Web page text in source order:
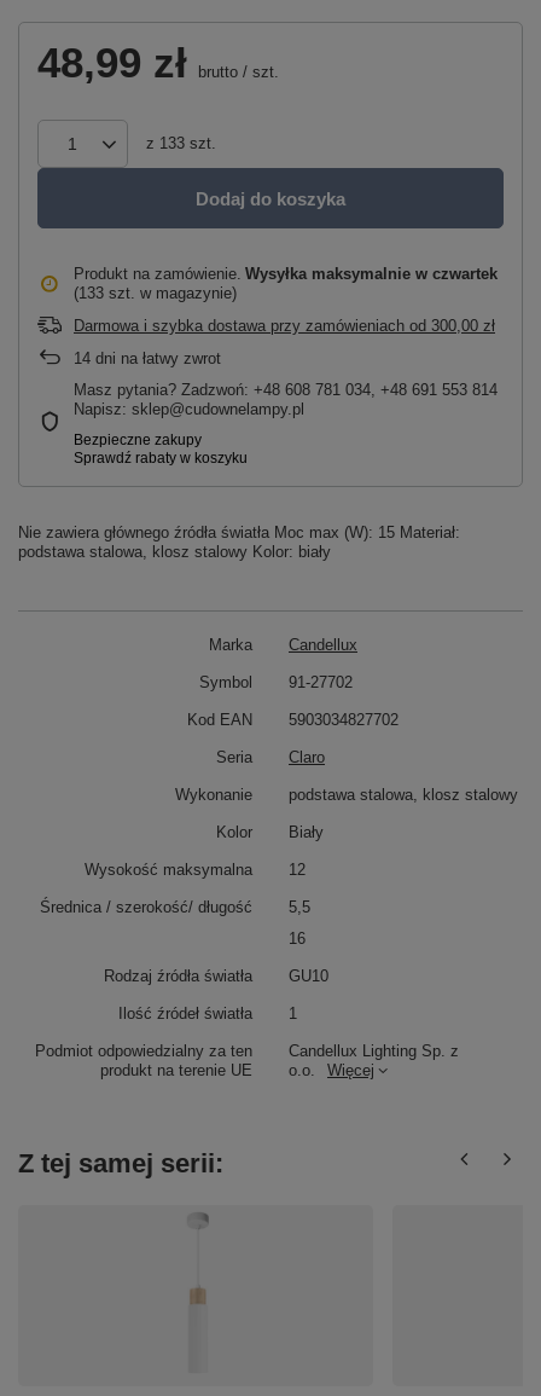
48,99 zł brutto / szt.
z 133 szt.
Dodaj do koszyka
Produkt na zamówienie Wysyłka maksymalnie w czwartek
(133 szt. w magazynie)
Darmowa i szybka dostawa przy zamówieniach od 300,00 zł
14 dni na łatwy zwrot
Masz pytania? Zadzwoń: +48 608 781 034, +48 691 553 814
Napisz: sklep@cudownelampy.pl
Nie zawiera głównego źródła światła Moc max (W): 15 Materiał:
podstawa stalowa, klosz stalowy Kolor: biały
Marka Candellux
Podmiot odpowiedzialny za ten
produkt na terenie UE
Candellux Lighting Sp. z
o.o.
Więcej
Symbol 91-27702
Kod EAN 5903034827702
Seria Claro
Wykonanie podstawa stalowa, klosz stalowy
Kolor Biały
Wysokość maksymalna 12
Średnica / szerokość/ długość
5,5
16
Rodzaj źródła światła GU10
Ilość źródeł światła 1
Z tej samej serii: